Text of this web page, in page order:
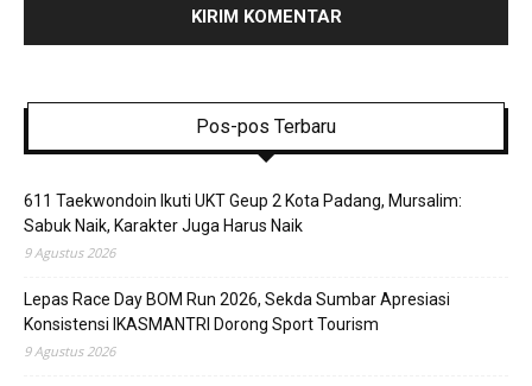
Pos-pos Terbaru
611 Taekwondoin Ikuti UKT Geup 2 Kota Padang, Mursalim:
Sabuk Naik, Karakter Juga Harus Naik
9 Agustus 2026
Lepas Race Day BOM Run 2026, Sekda Sumbar Apresiasi
Konsistensi IKASMANTRI Dorong Sport Tourism
9 Agustus 2026